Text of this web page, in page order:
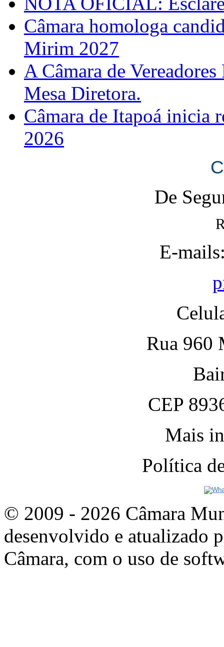
Câmara homologa
Mirim 2027
A Câmara de
Mesa Diretora.
Câmara de Itapoá inicia
2026
De
E-
Rua 960
CEP
Mais
Política
© 2009 - 2026 Câmara
desenvolvido e atualizado
Câmara, com o uso de